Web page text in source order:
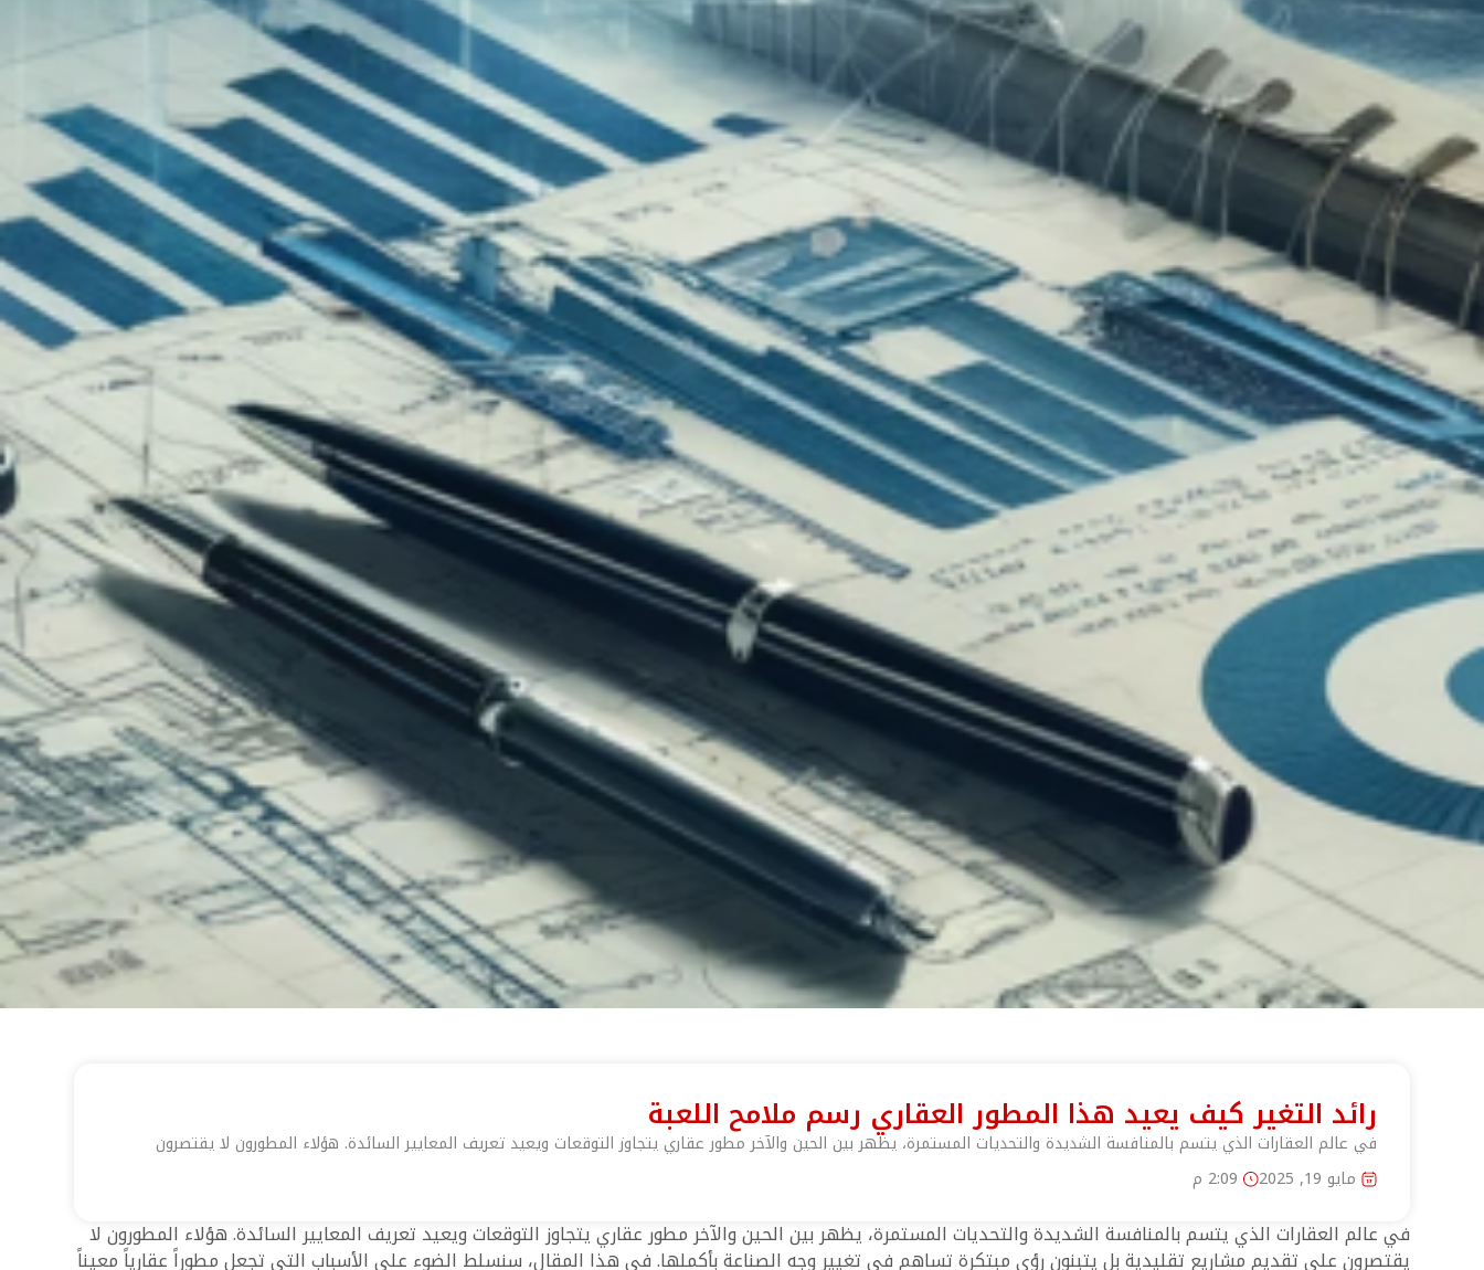
رائد التغير كيف يعيد هذا المطور العقاري رسم ملامح اللعبة
في عالم العقارات الذي يتسم بالمنافسة الشديدة والتحديات المستمرة، يظهر بين الحين والآخر مطور عقاري يتجاوز التوقعات ويعيد تعريف المعايير السائدة. هؤلاء المطورون لا يقتصرون
مايو 19, 2025
2:09 م
في عالم العقارات الذي يتسم بالمنافسة الشديدة والتحديات المستمرة، يظهر بين الحين والآخر مطور عقاري يتجاوز التوقعات ويعيد تعريف المعايير السائدة. هؤلاء المطورون لا
يقتصرون على تقديم مشاريع تقليدية بل يتبنون رؤى مبتكرة تساهم في تغيير وجه الصناعة بأكملها. في هذا المقال، سنسلط الضوء على الأسباب التي تجعل مطوراً عقارياً معيناً